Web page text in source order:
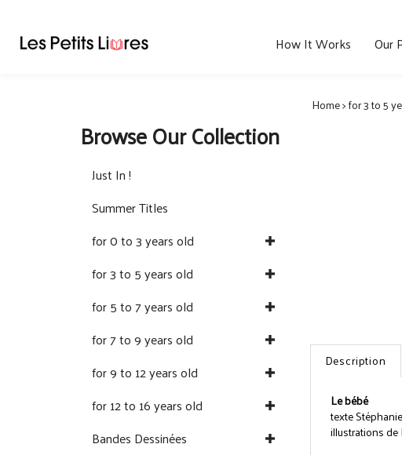
content
How It Works Our
Browse Our Collection
Just In !
Summer Titles
for 0 to 3 years old
for 3 to 5 years old
for 5 to 7 years old
for 7 to 9 years old
for 9 to 12 years old
for 12 to 16 years old
Bandes Dessinées
Home>for 3 to 5
Description
Le bébé
texte
illustrations de